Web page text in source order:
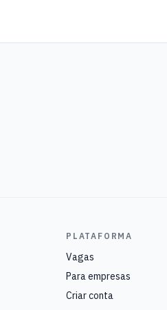
PLATAFORMA
Vagas
Para empresas
Criar conta